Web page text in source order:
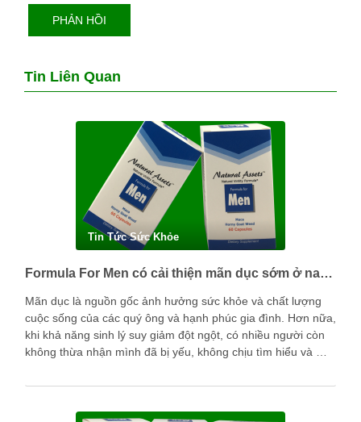
Tin Liên Quan
Tin Tức Sức Khỏe
Formula For Men có cải thiện mãn dục sớm ở nam giới được không?
Mãn dục là nguồn gốc ảnh hưởng sức khỏe và chất lượng
cuộc sống của các quý ông và hạnh phúc gia đình. Hơn nữa,
khi khả năng sinh lý suy giảm đột ngột, có nhiều người còn
không thừa nhận mình đã bị yếu, không chịu tìm hiểu và …